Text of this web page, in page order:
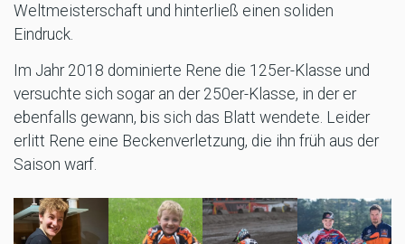
Weltmeisterschaft und hinterließ einen soliden
Eindruck.
Im Jahr 2018 dominierte Rene die 125er-Klasse und
versuchte sich sogar an der 250er-Klasse, in der er
ebenfalls gewann, bis sich das Blatt wendete. Leider
erlitt Rene eine Beckenverletzung, die ihn früh aus der
Saison warf.